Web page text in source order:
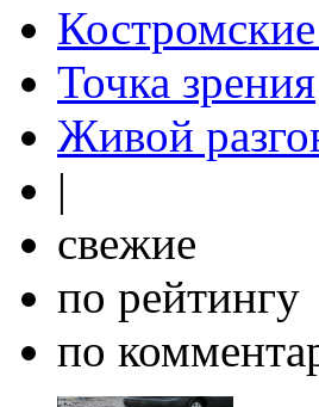
Точка зрения
Живой
|
свежие
по рейтингу
по